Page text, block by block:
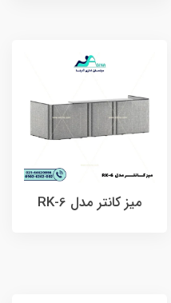
میز کانتر مدل RK-6